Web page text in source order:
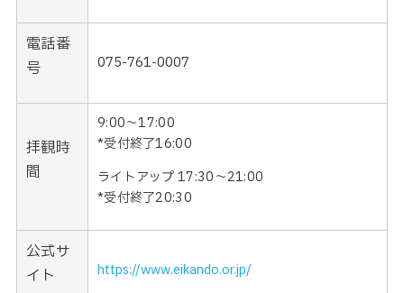
電話番
号
075-761-0007
拝観時
間
9:00～17:00
*受付終了16:00
ライトアップ17:30～21:00
*受付終了20:30
公式サ
イト
https://www.eikando.or.jp/